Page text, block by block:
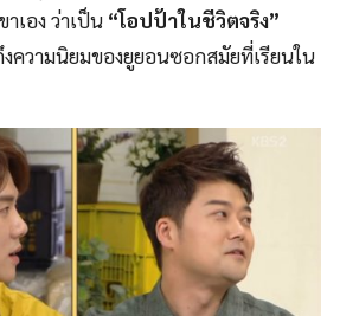
เอง ว่าเป็น “โอปป้าในชีวิตจริง”
ความนิยมของยูยอนซอกสมัยที่เรียนใน